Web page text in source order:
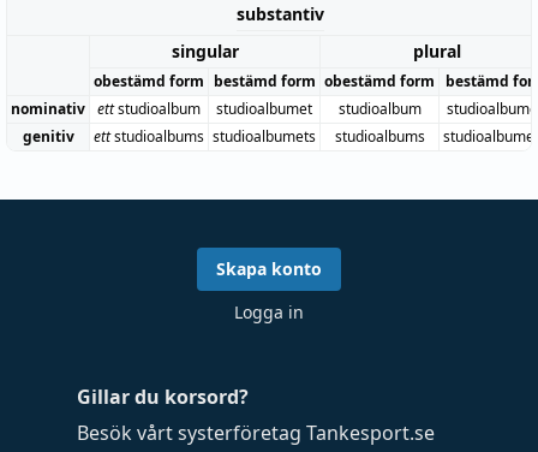
substantiv
singular
plural
obestämd form bestämd form obestämd form
bestämd
nominativ ettstudioalbum studioalbumet studioalbum
genitiv
ettstudioalbums studioalbumets studioalbums
Gillar du korsord?
Besök vårt systerföretag Tankesport.se
Skapa konto
Logga in